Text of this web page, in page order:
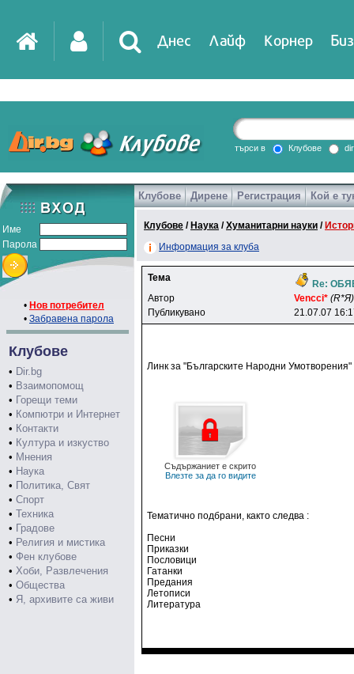
Днес Лайф Корнер
DirTV Impressio
Games
търси в Клубове
Име
Парола
• Нов потребител
• Забравена парола
Клубове
• Dir.bg
• Взаимопомощ
• Горещи теми
• Компютри и Интернет
• Контакти
• Култура и изкуство
• Мнения
• Наука
• Политика, Свят
• Спорт
• Техника
• Градове
• Религия и мистика
• Фен клубове
• Хоби, Развлечения
• Общества
• Я, архивите са живи
Клубове Дирене Регистрация Кой е
Клубове / Наука /Хуманитарни науки /
Информация за клуба
Тема
Re:
Автор
Vencci* (R*Я)
Публикувано
21.07.07
Линк за "Българските Народни Умотворения"
Съдържаниет е скрито
Влезте за да го видите
Тематично подбрани, както следва :
Песни
Приказки
Пословици
Гатанки
Предания
Летописи
Литература